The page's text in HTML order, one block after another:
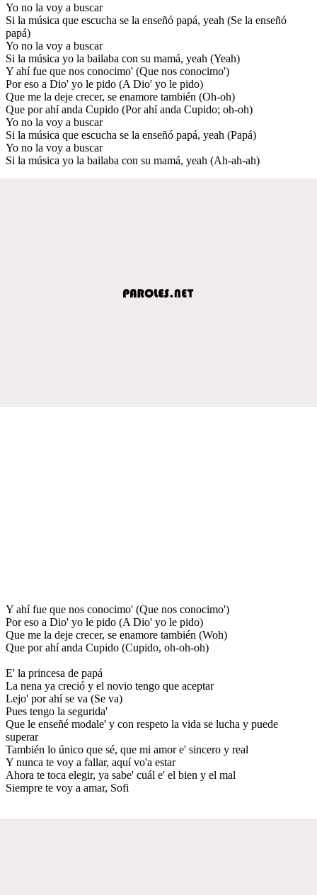
Yo no la voy a buscar
Si la música que escucha se la enseñó papá, yeah (Se la enseñó
papá)
Yo no la voy a buscar
Si la música yo la bailaba con su mamá, yeah (Yeah)
Y ahí fue que nos conocimo' (Que nos conocimo')
Por eso a Dio' yo le pido (A Dio' yo le pido)
Que me la deje crecer, se enamore también (Oh-oh)
Que por ahí anda Cupido (Por ahí anda Cupido; oh-oh)
Yo no la voy a buscar
Si la música que escucha se la enseñó papá, yeah (Papá)
Yo no la voy a buscar
Si la música yo la bailaba con su mamá, yeah (Ah-ah-ah)
Y ahí fue que nos conocimo' (Que nos conocimo')
Por eso a Dio' yo le pido (A Dio' yo le pido)
Que me la deje crecer, se enamore también (Woh)
Que por ahí anda Cupido (Cupido, oh-oh-oh)
E' la princesa de papá
La nena ya creció y el novio tengo que aceptar
Lejo' por ahí se va (Se va)
Pues tengo la segurida'
Que le enseñé modale' y con respeto la vida se lucha y puede
superar
También lo único que sé, que mi amor e' sincero y real
Y nunca te voy a fallar, aquí vo'a estar
Ahora te toca elegir, ya sabe' cuál e' el bien y el mal
Siempre te voy a amar, Sofi